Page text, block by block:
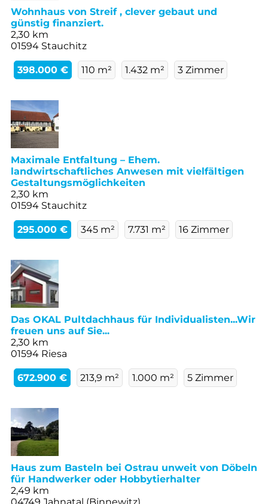
Wohnhaus von Streif , clever gebaut und
günstig finanziert.
2,30 km
01594 Stauchitz
398.000 € 110 m² 1.432 m² 3 Zimmer
Maximale Entfaltung – Ehem.
landwirtschaftliches Anwesen mit vielfältigen
Gestaltungsmöglichkeiten
2,30 km
01594 Stauchitz
295.000 € 345 m² 7.731 m² 16 Zimmer
Das OKAL Pultdachhaus für Individualisten...Wir
freuen uns auf Sie...
2,30 km
01594 Riesa
672.900 € 213,9 m² 1.000 m² 5 Zimmer
Haus zum Basteln bei Ostrau unweit von Döbeln
für Handwerker oder Hobbytierhalter
2,49 km